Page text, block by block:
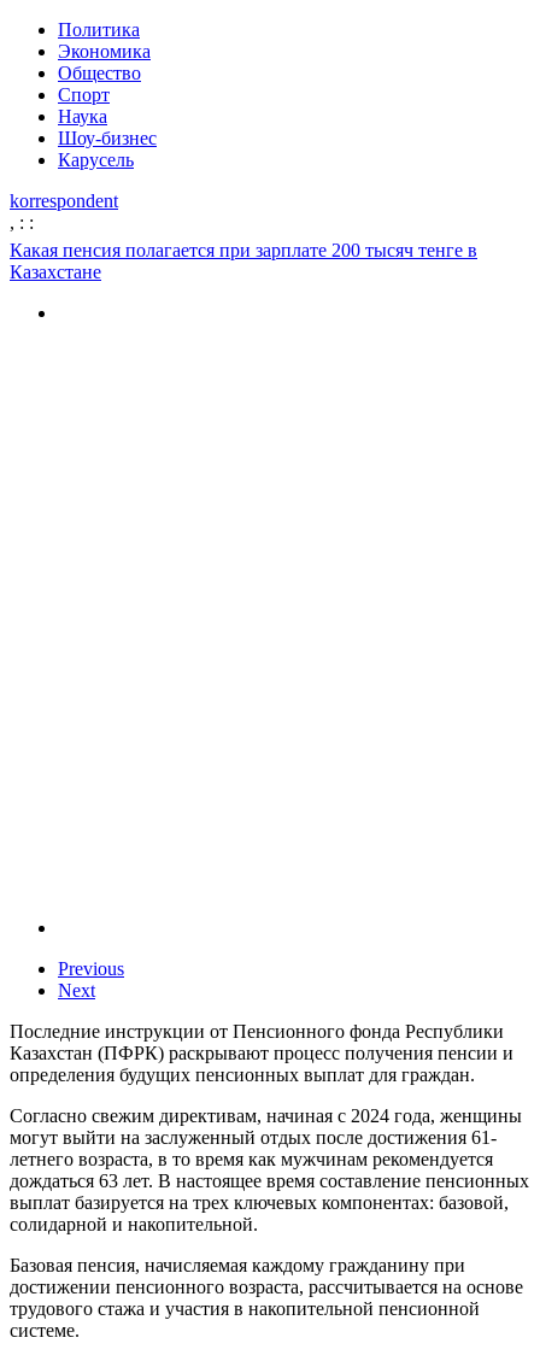
Политика
Экономика
Общество
Спорт
Наука
Шоу-бизнес
Карусель
korrespondent
, : :
Какая пенсия полагается при зарплате 200 тысяч тенге в
Казахстане
Previous
Next
Последние инструкции от Пенсионного фонда Республики
Казахстан (ПФРК) раскрывают процесс получения пенсии и
определения будущих пенсионных выплат для граждан.
Согласно свежим директивам, начиная с 2024 года, женщины
могут выйти на заслуженный отдых после достижения 61-
летнего возраста, в то время как мужчинам рекомендуется
дождаться 63 лет. В настоящее время составление пенсионных
выплат базируется на трех ключевых компонентах: базовой,
солидарной и накопительной.
Базовая пенсия, начисляемая каждому гражданину при
достижении пенсионного возраста, рассчитывается на основе
трудового стажа и участия в накопительной пенсионной
системе.